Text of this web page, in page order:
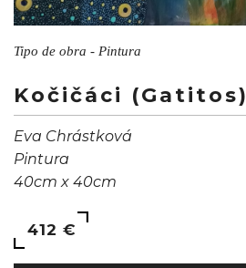
Tipo de obra - Pintura
Kočičáci (Gatitos)
Eva Chrástková
Pintura
40cm x 40cm
412 €